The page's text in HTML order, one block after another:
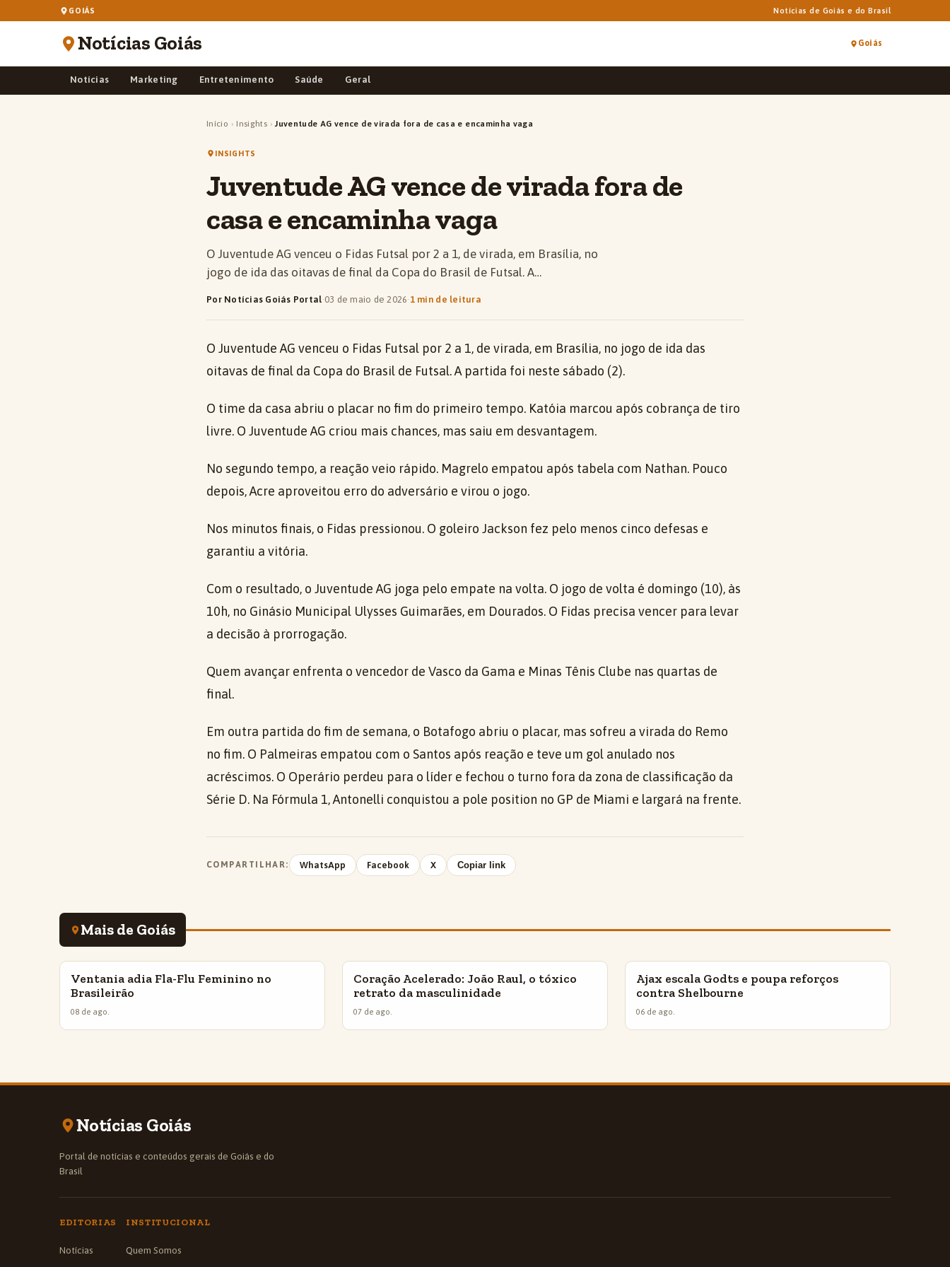
GOIÁS Notícias de Goiás e do Brasil
Notícias Goiás Goiás
Notícias Marketing Entretenimento Saúde Geral
Início › Insights › Juventude AG vence de virada fora de casa e encaminha vaga
INSIGHTS
Juventude AG vence de virada fora de
casa e encaminha vaga
O Juventude AG venceu o Fidas Futsal por 2 a 1, de virada, em Brasília, no
jogo de ida das oitavas de final da Copa do Brasil de Futsal. A…
Por Notícias Goiás Portal·03 de maio de 2026· 1 min de leitura
O Juventude AG venceu o Fidas Futsal por 2 a 1, de virada, em Brasília, no jogo de ida das
oitavas de final da Copa do Brasil de Futsal. A partida foi neste sábado (2).
O time da casa abriu o placar no fim do primeiro tempo. Katóia marcou após cobrança de tiro
livre. O Juventude AG criou mais chances, mas saiu em desvantagem.
No segundo tempo, a reação veio rápido. Magrelo empatou após tabela com Nathan. Pouco
depois, Acre aproveitou erro do adversário e virou o jogo.
Nos minutos finais, o Fidas pressionou. O goleiro Jackson fez pelo menos cinco defesas e
garantiu a vitória.
Com o resultado, o Juventude AG joga pelo empate na volta. O jogo de volta é domingo (10), às
10h, no Ginásio Municipal Ulysses Guimarães, em Dourados. O Fidas precisa vencer para levar
a decisão à prorrogação.
Quem avançar enfrenta o vencedor de Vasco da Gama e Minas Tênis Clube nas quartas de
final.
Em outra partida do fim de semana, o Botafogo abriu o placar, mas sofreu a virada do Remo
no fim. O Palmeiras empatou com o Santos após reação e teve um gol anulado nos
acréscimos. O Operário perdeu para o líder e fechou o turno fora da zona de classificação da
Série D. Na Fórmula 1, Antonelli conquistou a pole position no GP de Miami e largará na frente.
COMPARTILHAR: WhatsApp Facebook X Copiar link
Mais de Goiás
INSIGHTS
Ventania adia Fla-Flu Feminino no
Brasileirão
08 de ago.
INSIGHTS
Coração Acelerado: João Raul, o tóxico
retrato da masculinidade
07 de ago.
INSIGHTS
Ajax escala Godts e poupa reforços
contra Shelbourne
06 de ago.
Notícias Goiás
Portal de notícias e conteúdos gerais de Goiás e do
Brasil
EDITORIAS
Notícias
INSTITUCIONAL
Quem Somos